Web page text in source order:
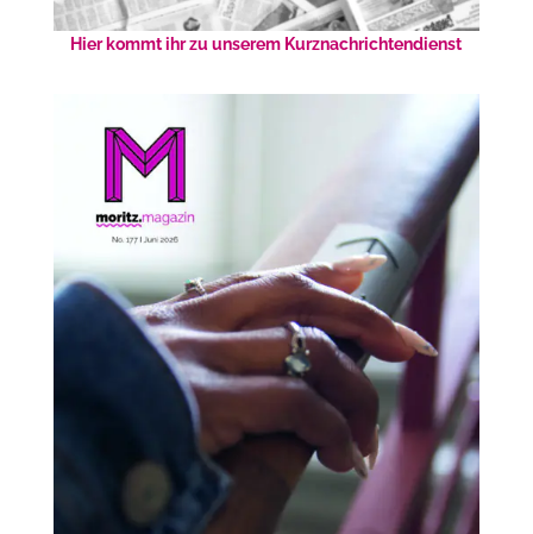
Hier kommt ihr zu unserem Kurznachrichtendienst